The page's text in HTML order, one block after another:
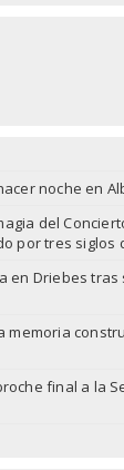
noche en
del
por tres siglos
en Driebes tras
memoria
final a la